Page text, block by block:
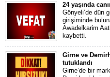
24 yaşında
Gönyeli’de dün
girişiminde
Awadelkarim
kaybetti.
Girne ve
tutuklandı
Girne’de bir